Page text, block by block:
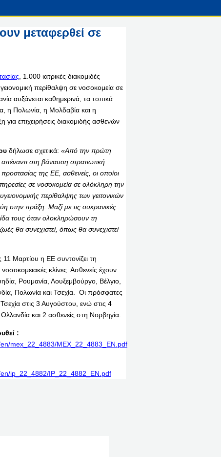
μεταφερθεί σε
, 1.000 ιατρικές διακομιδές
περίθαλψη σε νοσοκομεία σε
αυξάνεται καθημερινά, τα τοπικά
η Πολωνία, η Μολδαβία και η
επιχειρήσεις διακομιδής ασθενών
δήλωσε σχετικά: «Από την πρώτη
στη βάναυση στρατιωτική
της ΕΕ, ασθενείς, οι οποίοι
σε νοσοκομεία σε ολόκληρη την
περίθαλψης των γειτονικών
στην πράξη. Μαζί με τις ουκρανικές
τους όταν ολοκληρώσουν τη
θα συνεχιστεί, όπως θα συνεχιστεί
11 Μαρτίου η ΕΕ συντονίζει τη
κλίνες. Ασθενείς έχουν
Ρουμανία, Λουξεμβούργο, Βέλγιο,
Πολωνία και Τσεχία. Οι πρόσφατες
στις 3 Αυγούστου, ενώ στις 4
και 2 ασθενείς στη Νορβηγία.
:
mex_22_4883/MEX_22_4883_EN.pdf
ip_22_4882/IP_22_4882_EN.pdf